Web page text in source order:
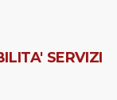
SERVIZI